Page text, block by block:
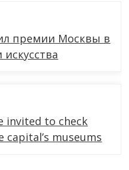
премии Москвы в
invited to check
museums